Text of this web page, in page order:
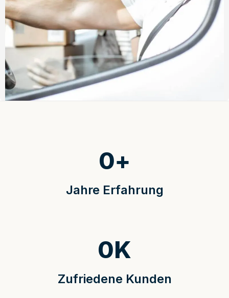
Jahre Erfahrung
0+
Zufriedene Kunden
0K